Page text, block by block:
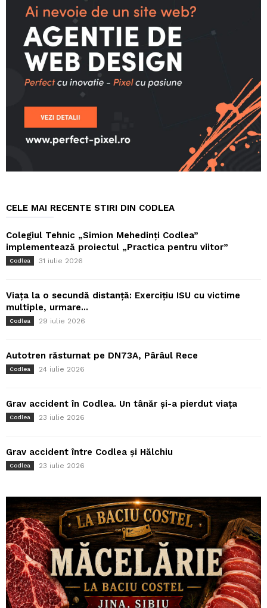
CELE MAI RECENTE STIRI DIN CODLEA
Colegiul Tehnic „Simion Mehedinți Codlea”
implementează proiectul „Practica pentru viitor”
Codlea 31 iulie 2026
Viața la o secundă distanță: Exercițiu ISU cu victime
multiple, urmare...
Codlea 29 iulie 2026
Autotren răsturnat pe DN73A, Pârâul Rece
Codlea 24 iulie 2026
Grav accident în Codlea. Un tânăr și-a pierdut viața
Codlea 23 iulie 2026
Grav accident între Codlea și Hălchiu
Codlea 23 iulie 2026